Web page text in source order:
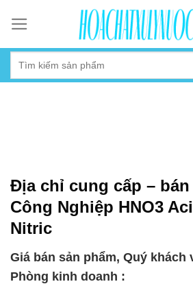
content
Địa chỉ cung cấp – bán
Công Nghiệp HNO3
Nitric
Giá bán sản phẩm, Quý khách
Phòng kinh doanh :